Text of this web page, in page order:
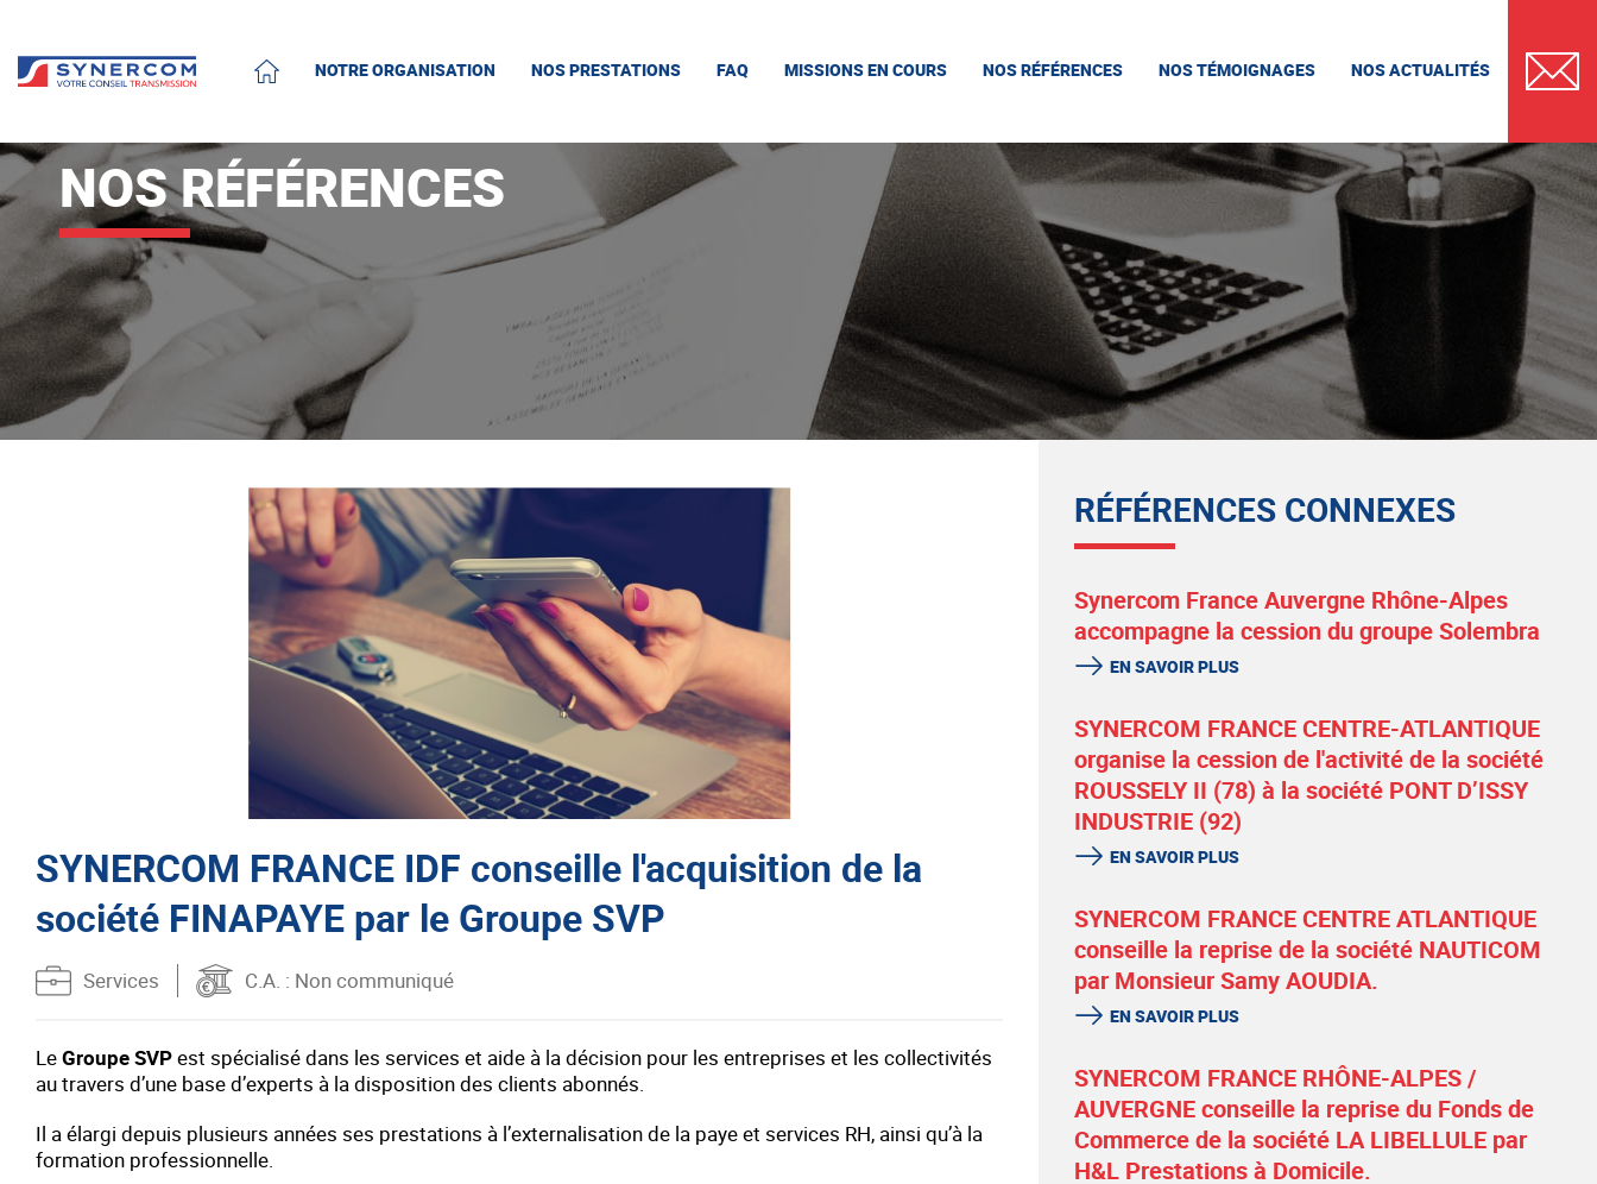
ACCUEIL
NOTRE ORGANISATION NOS PRESTATIONS FAQ MISSIONS EN COURS NOS RÉFÉRENCES NOS TÉMOIGNAGES NOS ACTUALITÉS
NOS RÉFÉRENCES
SYNERCOM FRANCE IDF conseille l'acquisition de la
société FINAPAYE par le Groupe SVP
Services C.A. : Non communiqué
LeGroupe SVPest spécialisé dans les services et aide à la décision pour les entreprises et les collectivités
au travers d’une base d’experts à la disposition des clients abonnés.
Il a élargi depuis plusieurs années ses prestations à l’externalisation de la paye et services RH, ainsi qu’à la
formation professionnelle.
RÉFÉRENCES CONNEXES
Synercom France Auvergne Rhône-Alpes
accompagne la cession du groupe Solembra
EN SAVOIR PLUS
SYNERCOM FRANCE CENTRE-ATLANTIQUE
organise la cession de l'activité de la société
ROUSSELY II (78) à la société PONT D’ISSY
INDUSTRIE (92)
EN SAVOIR PLUS
SYNERCOM FRANCE CENTRE ATLANTIQUE
conseille la reprise de la société NAUTICOM
par Monsieur Samy AOUDIA.
EN SAVOIR PLUS
SYNERCOM FRANCE RHÔNE-ALPES /
AUVERGNE conseille la reprise du Fonds de
Commerce de la société LA LIBELLULE par
H&L Prestations à Domicile.